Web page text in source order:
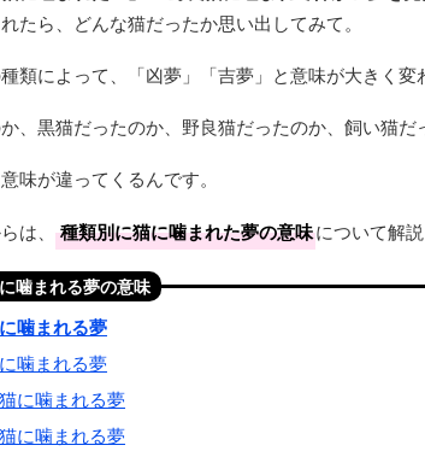
たら、どんな猫だったか思い出してみて。
類によって、「凶夢」「吉夢」と意味が大きく変
、黒猫だったのか、野良猫だったのか、飼い猫だ
味が違ってくるんです。
は、 種類別に猫に噛まれた夢の意味について解
噛まれる夢の意味
噛まれる夢
噛まれる夢
に噛まれる夢
に噛まれる夢